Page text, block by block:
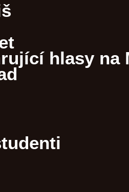
hlasy na